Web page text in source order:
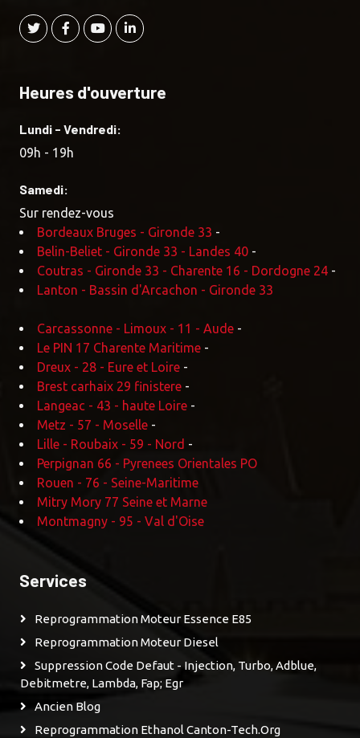
Heures d'ouverture
Lundi - Vendredi:
09h - 19h
Samedi:
Sur rendez-vous
Bordeaux Bruges - Gironde 33 -
Belin-Beliet - Gironde 33 - Landes 40 -
Coutras - Gironde 33 - Charente 16 - Dordogne 24 -
Lanton - Bassin d'Arcachon - Gironde 33
Carcassonne - Limoux - 11 - Aude -
Le PIN 17 Charente Maritime -
Dreux - 28 - Eure et Loire -
Brest carhaix 29 finistere -
Langeac - 43 - haute Loire -
Metz - 57 - Moselle -
Lille - Roubaix - 59 - Nord -
Perpignan 66 - Pyrenees Orientales PO
Rouen - 76 - Seine-Maritime
Mitry Mory 77 Seine et Marne
Montmagny - 95 - Val d'Oise
Services
Reprogrammation Moteur Essence E85
Reprogrammation Moteur Diesel
Suppression Code Defaut - Injection, Turbo, Adblue,
Debitmetre, Lambda, Fap; Egr
Ancien Blog
Reprogrammation Ethanol Canton-Tech.org